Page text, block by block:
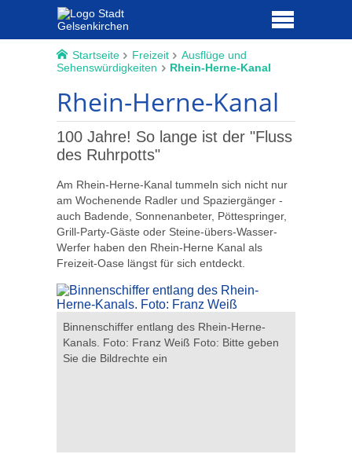
Startseite Freizeit
Ausflüge und
Sehenswürdigkeiten
Rhein-Herne-Kanal
Rhein-Herne-Kanal
100 Jahre! So lange ist der "Fluss
des Ruhrpotts"
Am Rhein-Herne-Kanal tummeln sich nicht nur
am Wochenende Radler und Spaziergänger -
auch Badende, Sonnenanbeter, Pöttespringer,
Grill-Party-Gäste oder Steine-übers-Wasser-
Werfer haben den Rhein-Herne Kanal als
Freizeit-Oase längst für sich entdeckt.
Binnenschiffer entlang des Rhein-Herne-
Kanals. Foto: Franz Weiß Foto: Bitte geben
Sie die Bildrechte ein